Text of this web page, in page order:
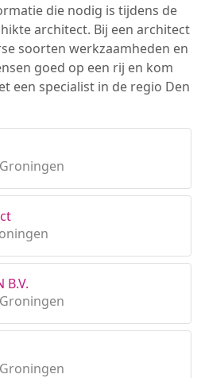
die nodig is tijdens de
architect. Bij een architect
soorten werkzaamheden en
goed op een rij en kom
een specialist in de regio Den
B.V.